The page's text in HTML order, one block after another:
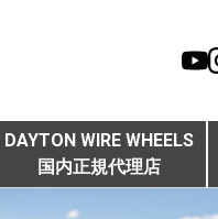
DAYTON WIRE WHEELS
国内正規代理店